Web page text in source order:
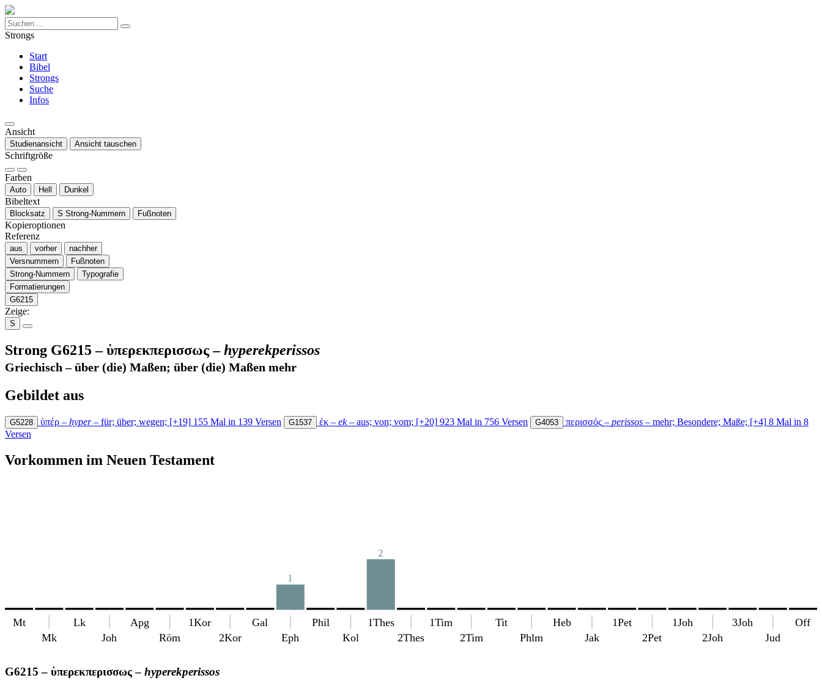
Strongs
Start
Bibel
Strongs
Suche
Infos
Ansicht
Studienansicht Ansicht tauschen
Schriftgröße
Farben
Auto Hell Dunkel
Bibeltext
Blocksatz S Strong-Nummern Fußnoten
Kopieroptionen
Referenz
aus vorher
nachher
Versnummern
Fußnoten
Strong-Nummern
Typografie
Formatierungen
G6215
Zeige:
S
Strong G6215 –ὑπερεκπερισσως–hyperekperissos
Griechisch – über (die) Maßen; über (die) Maßen mehr
Gebildet aus
G5228 ὑπέρ – hyper – für; über; wegen; [+19] 155 Mal in 139 Versen G1537 ἐκ – ek – aus; von; vom; [+20] 923 Mal in 756 Versen G4053 περισσός – perissos – mehr; Besondere; Maße; [+4] 8 Mal in 8
Versen
Vorkommen im Neuen Testament
Mt
Mk
Lk
Joh
Apg
Röm
1Kor
2Kor
Gal
1
Eph
Phil
Kol
2
1Thes
2Thes
1Tim
2Tim
Tit
Phlm
Heb
Jak
1Pet
2Pet
1Joh
2Joh
3Joh
Jud
Off
G6215 – ὑπερεκπερισσως– hyperekperissos